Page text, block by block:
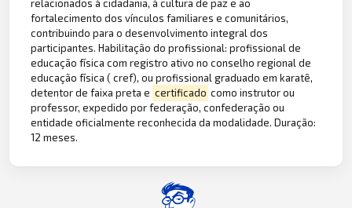
relacionados à cidadania, à cultura de paz e ao
fortalecimento dos vínculos familiares e comunitários,
contribuindo para o desenvolvimento integral dos
participantes. Habilitação do profissional: profissional de
educação física com registro ativo no conselho regional de
educação física ( cref), ou profissional graduado em karatê,
detentor de faixa preta e certificado como instrutor ou
professor, expedido por federação, confederação ou
entidade oficialmente reconhecida da modalidade. Duração:
12 meses.